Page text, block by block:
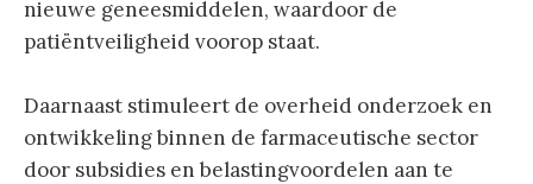
nieuwe geneesmiddelen, waardoor de
patiëntveiligheid voorop staat.
Daarnaast stimuleert de overheid onderzoek en
ontwikkeling binnen de farmaceutische sector
door subsidies en belastingvoordelen aan te